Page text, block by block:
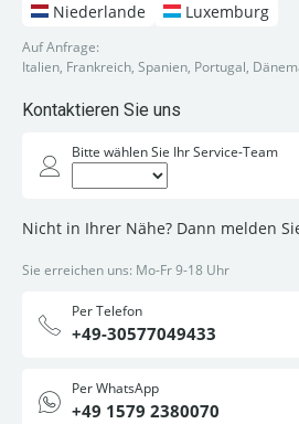
Niederlande
Luxemburg
Auf Anfrage:
Italien, Frankreich, Spanien, Portugal,
Kontaktieren Sie uns
Bitte wählen Sie Ihr Service-Team
Nicht in Ihrer Nähe? Dann melden
Sie erreichen uns: Mo-Fr 9-18 Uhr
Per Telefon
+49-30577049433
Per WhatsApp
+49 1579 2380070